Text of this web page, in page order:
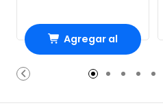
Agregar al
Carro